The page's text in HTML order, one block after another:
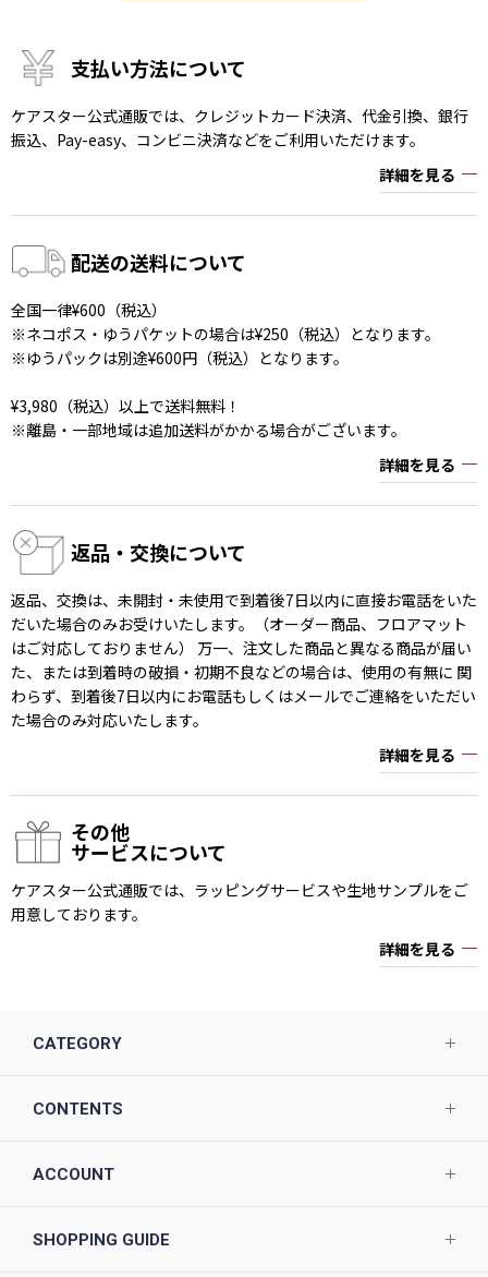
支払い方法について
ケアスター公式通販では、クレジットカード決済、代金引換、銀行
振込、Pay-easy、コンビニ決済などをご利用いただけます。
詳細を見る
配送の送料について
全国一律¥600（税込）
※ネコポス・ゆうパケットの場合は¥250（税込）となります。
※ゆうパックは別途¥600円（税込）となります。
¥3,980（税込）以上で送料無料！
※離島・一部地域は追加送料がかかる場合がございます。
詳細を見る
返品・交換について
返品、交換は、未開封・未使用で到着後7日以内に直接お電話をいた
だいた場合のみお受けいたします。（オーダー商品、フロアマット
はご対応しておりません） 万一、注文した商品と異なる商品が届い
た、または到着時の破損・初期不良などの場合は、使用の有無に 関
わらず、到着後7日以内にお電話もしくはメールでご連絡をいただい
た場合のみ対応いたします。
詳細を見る
その他
サービスについて
ケアスター公式通販では、ラッピングサービスや生地サンプルをご
用意しております。
詳細を見る
CATEGORY
CONTENTS
ACCOUNT
SHOPPING GUIDE